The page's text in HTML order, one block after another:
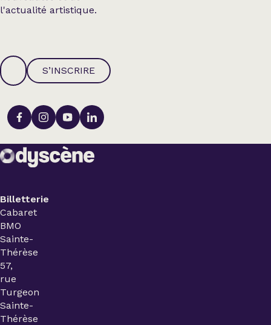
l'actualité artistique.
S’INSCRIRE
Billetterie
Cabaret
BMO
Sainte-
Thérèse
57,
rue
Turgeon
Sainte-
Thérèse